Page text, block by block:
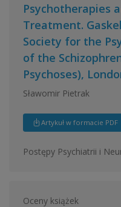
Psychotherapies
Treatment.
Society for the
of the
Psychoses),
Sławomir Pietrak
Artykuł w formacie PDF
Postępy Psychiatrii i
Oceny książek